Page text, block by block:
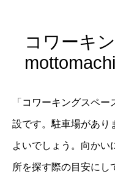
コワーキ
「コワーキングスペ
設です。駐車場があり
よいでしょう。向かい
所を探す際の目安にし